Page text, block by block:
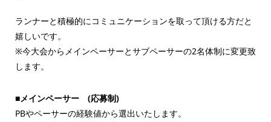
ランナーと積極的にコミュニケーションを取って頂ける方だと
嬉しいです。
※今大会からメインペーサーとサブペーサーの2名体制に変更致
します。
■メインペーサー (応募制)
PBやペーサーの経験値から選出いたします。